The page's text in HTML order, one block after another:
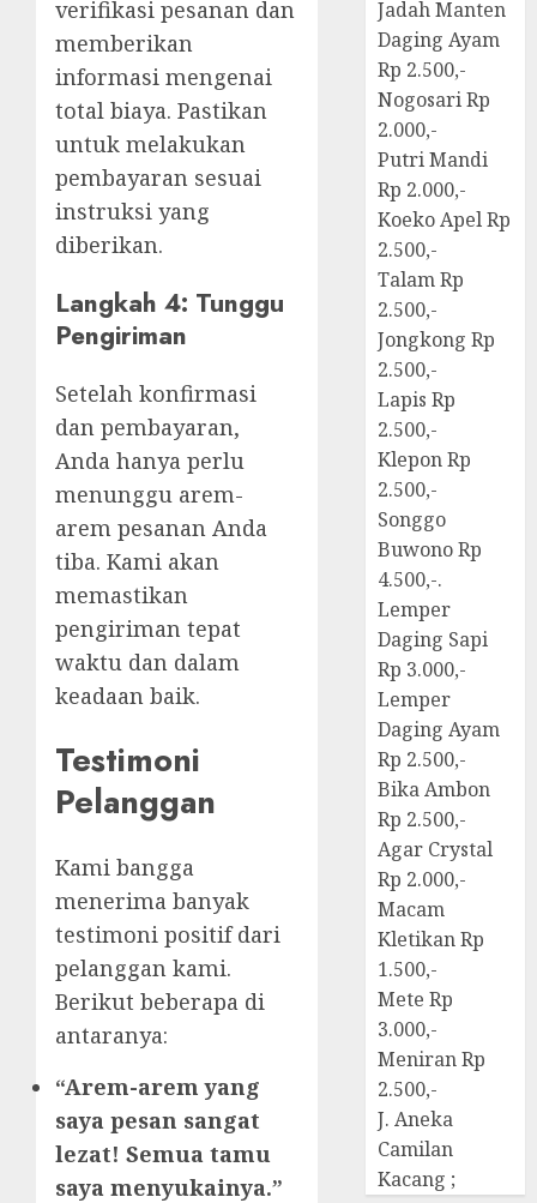
verifikasi pesanan dan
memberikan
informasi mengenai
total biaya. Pastikan
untuk melakukan
pembayaran sesuai
instruksi yang
diberikan.
Langkah 4: Tunggu
Pengiriman
Setelah konfirmasi
dan pembayaran,
Anda hanya perlu
menunggu arem-
arem pesanan Anda
tiba. Kami akan
memastikan
pengiriman tepat
waktu dan dalam
keadaan baik.
Testimoni
Pelanggan
Kami bangga
menerima banyak
testimoni positif dari
pelanggan kami.
Berikut beberapa di
antaranya:
“Arem-arem yang
saya pesan sangat
lezat! Semua tamu
saya menyukainya.”
Jadah Manten
Daging Ayam
Rp 2.500,-
Nogosari Rp
2.000,-
Putri Mandi
Rp 2.000,-
Koeko Apel Rp
2.500,-
Talam Rp
2.500,-
Jongkong Rp
2.500,-
Lapis Rp
2.500,-
Klepon Rp
2.500,-
Songgo
Buwono Rp
4.500,-.
Lemper
Daging Sapi
Rp 3.000,-
Lemper
Daging Ayam
Rp 2.500,-
Bika Ambon
Rp 2.500,-
Agar Crystal
Rp 2.000,-
Macam
Kletikan Rp
1.500,-
Mete Rp
3.000,-
Meniran Rp
2.500,-
J. Aneka
Camilan
Kacang ;